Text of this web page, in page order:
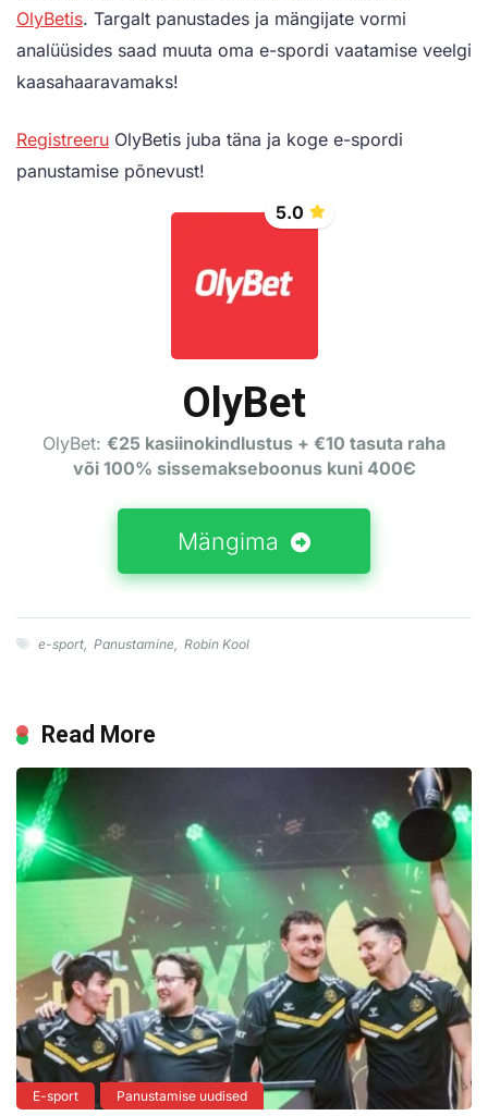
OlyBetis. Targalt panustades ja mängijate vormi
analüüsides saad muuta oma e-spordi vaatamise veelgi
kaasahaaravamaks!
Registreeru OlyBetis juba täna ja koge e-spordi
panustamise põnevust!
5.0
OlyBet
OlyBet: €25 kasiinokindlustus + €10 tasuta raha
või 100% sissemakseboonus kuni 400Є
Mängima
e-sport Panustamine Robin Kool
Read More
E-sport Panustamise uudised